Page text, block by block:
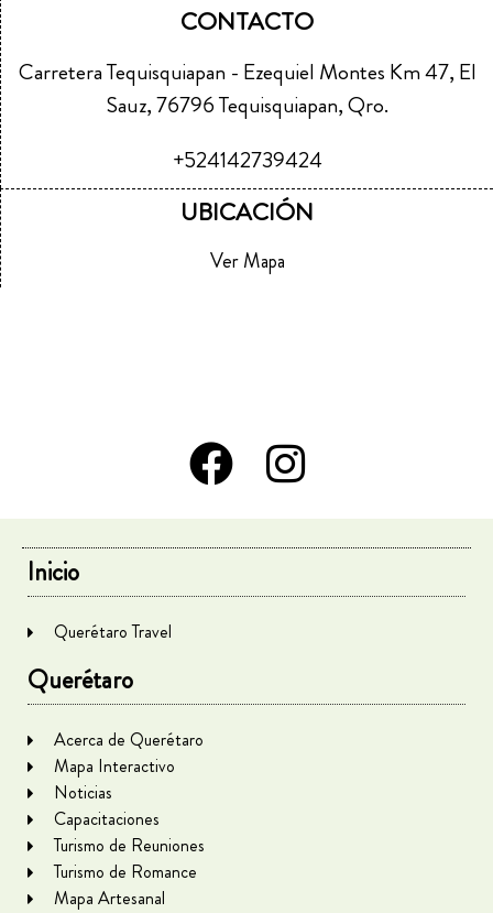
CONTACTO
Carretera Tequisquiapan - Ezequiel Montes Km 47, El
Sauz, 76796 Tequisquiapan, Qro.
+524142739424
UBICACIÓN
Ver Mapa
Inicio
Querétaro Travel
Querétaro
Acerca de Querétaro
Mapa Interactivo
Noticias
Capacitaciones
Turismo de Reuniones
Turismo de Romance
Mapa Artesanal